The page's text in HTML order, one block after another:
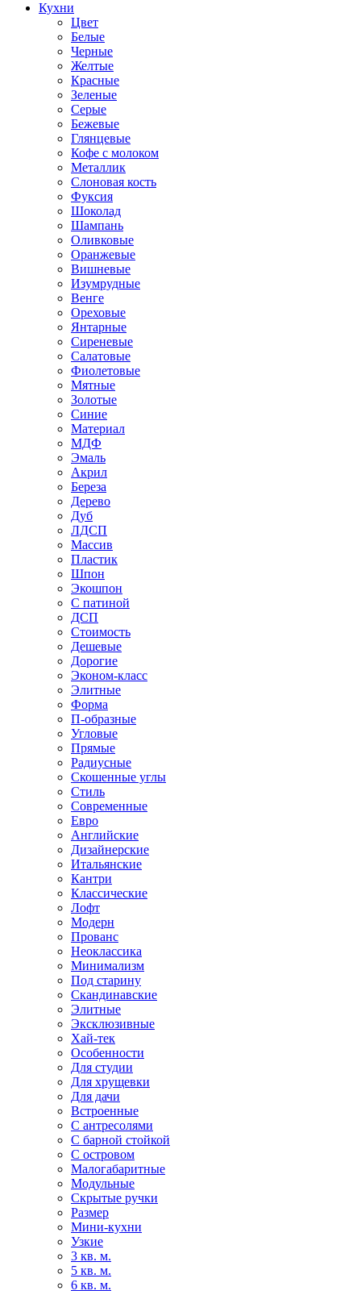
Кухни
Цвет
Белые
Черные
Желтые
Красные
Зеленые
Серые
Бежевые
Глянцевые
Кофе с молоком
Металлик
Слоновая кость
Фуксия
Шоколад
Шампань
Оливковые
Оранжевые
Вишневые
Изумрудные
Венге
Ореховые
Янтарные
Сиреневые
Салатовые
Фиолетовые
Мятные
Золотые
Синие
Материал
МДФ
Эмаль
Акрил
Береза
Дерево
Дуб
ЛДСП
Массив
Пластик
Шпон
Экошпон
С патиной
ДСП
Стоимость
Дешевые
Дорогие
Эконом-класс
Элитные
Форма
П-образные
Угловые
Прямые
Радиусные
Скошенные углы
Стиль
Современные
Евро
Английские
Дизайнерские
Итальянские
Кантри
Классические
Лофт
Модерн
Прованс
Неоклассика
Минимализм
Под старину
Скандинавские
Элитные
Эксклюзивные
Хай-тек
Особенности
Для студии
Для хрущевки
Для дачи
Встроенные
С антресолями
С барной стойкой
С островом
Малогабаритные
Модульные
Скрытые ручки
Размер
Мини-кухни
Узкие
3 кв. м.
5 кв. м.
6 кв. м.